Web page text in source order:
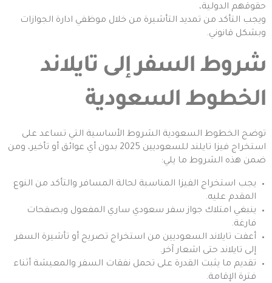
حقوقهم الدولية،
ويجب التأكد من تمديد التأشيرة من خلال موظفي ادارة الجوازات
وبشكل قانوني.
شروط السفر إلى تايلاند
الخطوط السعودية
توضح الخطوط السعودية الشروط الأساسية التي تساعد على
استخراج فيزا تايلند للسعوديين 2025 بدون أي عوائق أو تأخير، ومن
ضمن هذه الشروط ما يلي:
يجب استخراج الفيزا المناسبة لحالة المسافر والتأكد من النوع
المقدم عليه.
ينبغي امتلاك جواز سفر سعودي ساري المفعول وبصفحات
فارغة.
أعفت تايلاند السعوديين من استخراج تصريح أو تأشيرة السفر
إلى تايلاند حتى اشعار آخر.
تقديم ما يثبت القدرة على تحمل نفقات السفر والمعيشة أثناء
فترة الإقامة.